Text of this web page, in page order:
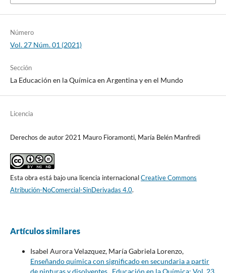
Número
Vol. 27 Núm. 01 (2021)
Sección
La Educación en la Química en Argentina y en el Mundo
Licencia
Derechos de autor 2021 Mauro Fioramonti, María Belén Manfredi
Esta obra está bajo una licencia internacionalCreative Commons
Atribución-NoComercial-SinDerivadas 4.0.
Artículos similares
Isabel Aurora Velazquez, María Gabriela Lorenzo,
Enseñando química con significado en secundaria a partir
de pinturas y disolventes, Educación en la Química: Vol. 23